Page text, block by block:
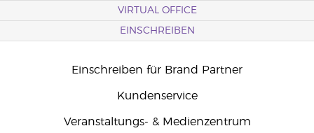
VIRTUAL OFFICE
EINSCHREIBEN
Einschreiben für Brand Partner
Kundenservice
Veranstaltungs- & Medienzentrum